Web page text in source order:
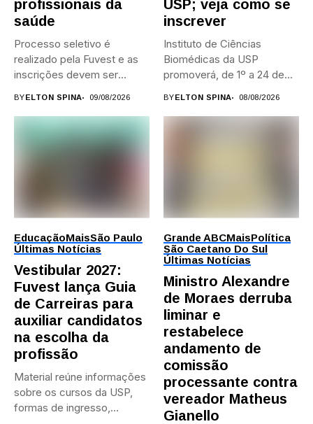
profissionais da
saúde
Processo seletivo é
realizado pela Fuvest e as
inscrições devem ser
BYELTON SPINA 09/08/2026
USP; veja como se
inscrever
Instituto de Ciências
Biomédicas da USP
promoverá, de 1º a 24 de...
BYELTON SPINA 08/08/2026
EducaçãoMaisSão Paulo
Últimas Notícias
Vestibular 2027:
Fuvest lança Guia
de Carreiras para
auxiliar candidatos
na escolha da
profissão
Material reúne informações
sobre os cursos da USP,
formas de ingresso,
Grande ABCMaisPolítica
São Caetano Do Sul
Últimas Notícias
Ministro Alexandre
de Moraes derruba
liminar e
restabelece
andamento de
comissão
processante contra
vereador Matheus
Gianello